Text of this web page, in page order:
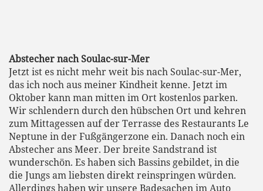
Abstecher nach Soulac-sur-Mer
Jetzt ist es nicht mehr weit bis nach Soulac-sur-Mer,
das ich noch aus meiner Kindheit kenne. Jetzt im
Oktober kann man mitten im Ort kostenlos parken.
Wir schlendern durch den hübschen Ort und kehren
zum Mittagessen auf der Terrasse des Restaurants Le
Neptune in der Fußgängerzone ein. Danach noch ein
Abstecher ans Meer. Der breite Sandstrand ist
wunderschön. Es haben sich Bassins gebildet, in die
die Jungs am liebsten direkt reinspringen würden.
Allerdings haben wir unsere Badesachen im Auto